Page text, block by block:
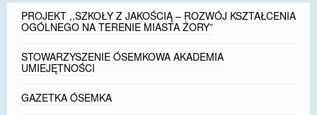
PROJEKT ,,SZKOŁY Z JAKOŚCIĄ – ROZWÓJ KSZTAŁCENIA
OGÓLNEGO NA TERENIE MIASTA ŻORY”
STOWARZYSZENIE ÓSEMKOWA AKADEMIA
UMIEJĘTNOŚCI
GAZETKA ÓSEMKA